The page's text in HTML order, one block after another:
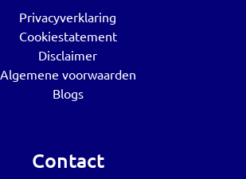
Privacyverklaring
Cookiestatement
Disclaimer
Algemene voorwaarden
Blogs
Contact